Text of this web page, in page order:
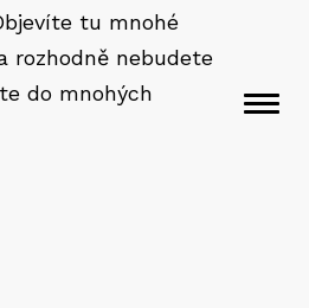
tu mnohé
rozhodně nebudete
do mnohých